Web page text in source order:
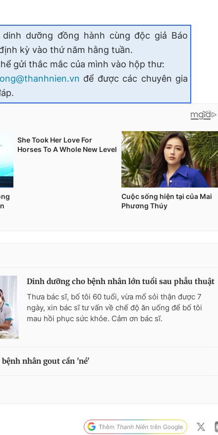
dinh dưỡng đồng hành cùng độc giả Báo
kỳ vào thứ năm hằng tuần.
gửi thắc mắc của mình vào hộp thư:
để được các chuyên gia
Dinh dưỡng cho bệnh nhân lớn tuổi sau phẫu thuật
Thưa bác sĩ, bố tôi 60 tuổi, vừa mổ sỏi thận được 7
ngày, xin bác sĩ tư vấn về chế độ ăn uống để bố tôi
mau hồi phục sức khỏe. Cảm ơn bác sĩ.
nhân gout cần 'né'